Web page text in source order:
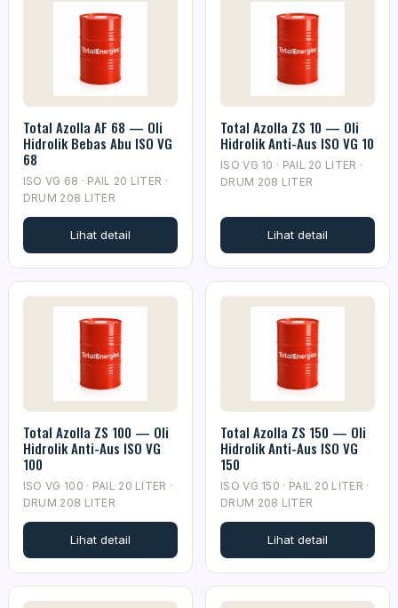
Total Azolla AF 68 — Oli
Hidrolik Bebas Abu ISO VG
68
ISO VG 68 · PAIL 20 LITER ·
DRUM 208 LITER
Lihat detail
Total Azolla ZS 10 — Oli
Hidrolik Anti-Aus ISO VG 10
ISO VG 10 · PAIL 20 LITER ·
DRUM 208 LITER
Lihat detail
Total Azolla ZS 100 — Oli
Hidrolik Anti-Aus ISO VG
100
ISO VG 100 · PAIL 20 LITER ·
DRUM 208 LITER
Lihat detail
Total Azolla ZS 150 — Oli
Hidrolik Anti-Aus ISO VG
150
ISO VG 150 · PAIL 20 LITER ·
DRUM 208 LITER
Lihat detail